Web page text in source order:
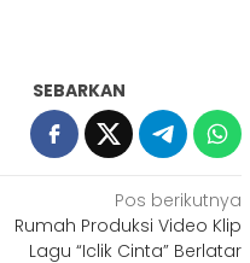
SEBARKAN
Pos berikutnya
Rumah Produksi Video Klip
Lagu “Iclik Cinta” Berlatar